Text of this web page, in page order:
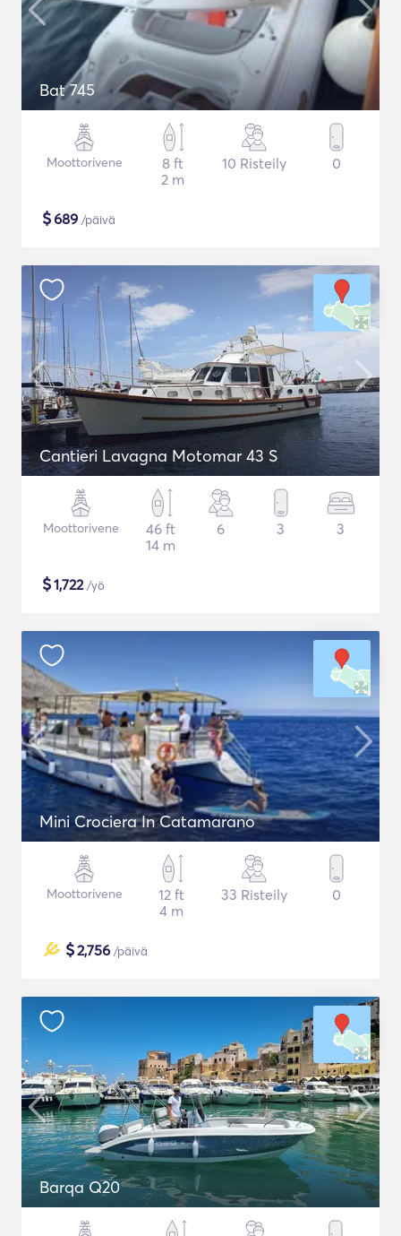
Bat 745
Moottorivene
8 ft
2 m
10 Risteily 0
$689 /päivä
Cantieri Lavagna Motomar 43 S
Moottorivene
46 ft
14 m
6 3 3
$1,722/yö
Mini Crociera In Catamarano
Moottorivene
12 ft
4 m
33 Risteily 0
$2,756 /päivä
Barqa Q20